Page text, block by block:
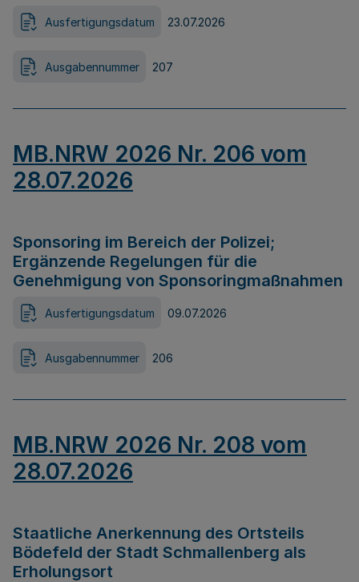
Ausfertigungsdatum 23.07.2026
Ausgabennummer 207
MB.NRW 2026 Nr. 206 vom
28.07.2026
Sponsoring im Bereich der Polizei;
Ergänzende Regelungen für die
Genehmigung von Sponsoringmaßnahmen
Ausfertigungsdatum 09.07.2026
Ausgabennummer 206
MB.NRW 2026 Nr. 208 vom
28.07.2026
Staatliche Anerkennung des Ortsteils
Bödefeld der Stadt Schmallenberg als
Erholungsort